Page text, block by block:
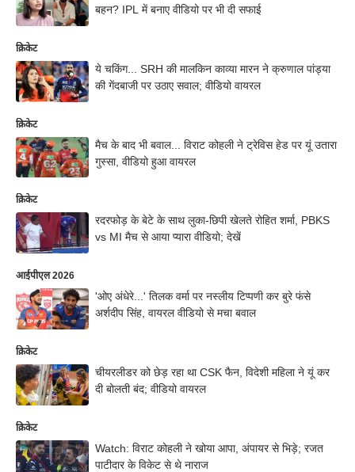
बहन? IPL में बनाए वीडियो पर भी दी सफाई
क्रिकेट
ये चकिंग... SRH की मालकिन काव्या मारन ने क्रुणाल पांड्या
की गेंदबाजी पर उठाए सवाल; वीडियो वायरल
क्रिकेट
मैच के बाद भी बवाल... विराट कोहली ने ट्रेविस हेड पर यूं उतारा
गुस्सा, वीडियो हुआ वायरल
क्रिकेट
रदरफोड़ के बेटे के साथ लुका-छिपी खेलते रोहित शर्मा, PBKS
vs MI मैच से आया प्यारा वीडियो; देखें
आईपीएल 2026
'ओए अंधेरे...' तिलक वर्मा पर नस्लीय टिप्पणी कर बुरे फंसे
अर्शदीप सिंह, वायरल वीडियो से मचा बवाल
क्रिकेट
चीयरलीडर को छेड़ रहा था CSK फैन, विदेशी महिला ने यूं कर
दी बोलती बंद; वीडियो वायरल
क्रिकेट
Watch: विराट कोहली ने खोया आपा, अंपायर से भिड़े; रजत
पाटीदार के विकेट से थे नाराज